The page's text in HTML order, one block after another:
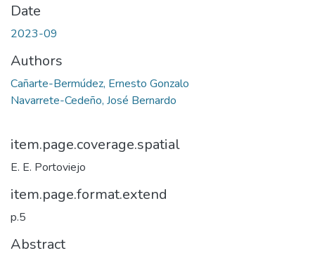
Date
2023-09
Authors
Cañarte-Bermúdez, Ernesto Gonzalo
Navarrete-Cedeño, José Bernardo
item.page.coverage.spatial
E. E. Portoviejo
item.page.format.extend
p.5
Abstract